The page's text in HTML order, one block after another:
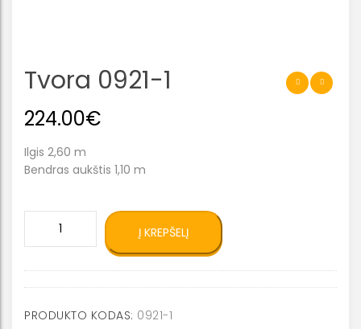
Tvora 0921-1
224.00€
Ilgis 2,60 m
Bendras aukštis 1,10 m
0921-
1
Į KREPŠELĮ
PRODUKTO KODAS: 0921-1